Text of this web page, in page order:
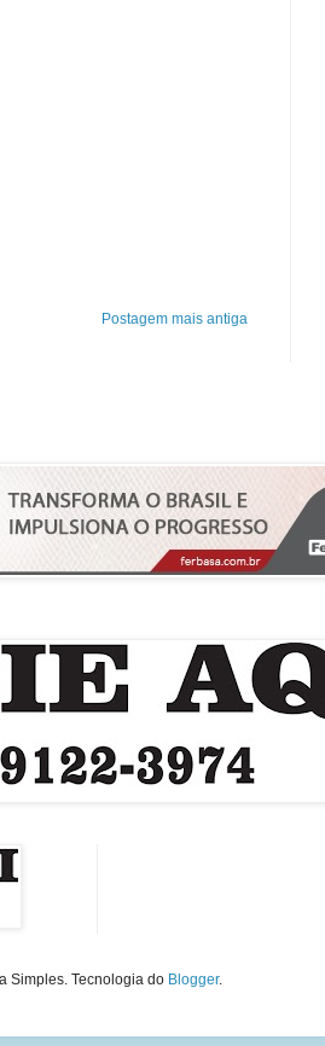
Postagem mais antiga
Simples. Tecnologia do Blogger.